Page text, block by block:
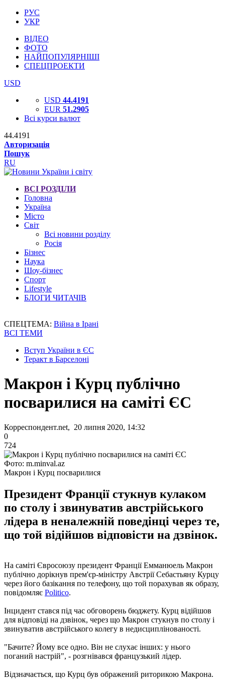
РУС
УКР
ВІДЕО
ФОТО
НАЙПОПУЛЯРНІШІ
СПЕЦПРОЕКТИ
USD
USD 44.4191
EUR 51.2905
Всі курси валют
44.4191
Авторизація
Пошук
RU
ВСІ РОЗДІЛИ
Головна
Україна
Місто
Світ
Всі новини розділу
Росія
Бізнес
Наука
Шоу-бізнес
Спорт
Lifestyle
БЛОГИ ЧИТАЧІВ
СПЕЦТЕМА: Війна в Ірані
ВСІ ТЕМИ
Вступ України в ЄС
Теракт в Барселоні
Макрон і Курц публічно
посварилися на саміті ЄС
Корреспондент.net, 20 липня 2020, 14:32
0
724
Фото: m.minval.az
Макрон і Курц посварилися
Президент Франції стукнув кулаком
по столу і звинуватив австрійського
лідера в неналежній поведінці через те,
що той відійшов відповісти на дзвінок.
На саміті Євросоюзу президент Франції Емманюель Макрон
публічно дорікнув прем'єр-міністру Австрії Себастьяну Курцу
через його базікання по телефону, що той порахував як образу,
повідомляє Politico.
Інцидент стався під час обговорень бюджету. Курц відійшов
для відповіді на дзвінок, через що Макрон стукнув по столу і
звинуватив австрійського колегу в недисциплінованості.
"Бачите? Йому все одно. Він не слухає інших: у нього
поганий настрій", - розгнівався французький лідер.
Відзначається, що Курц був ображений риторикою Макрона.